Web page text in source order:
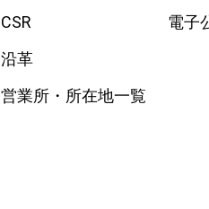
CSR
沿革
営業所・所在地一覧
電子